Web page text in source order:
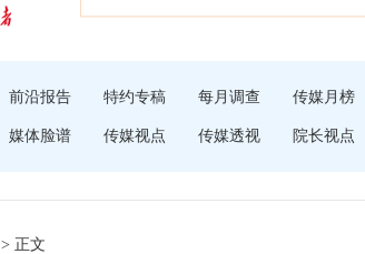
前沿报告 特约专稿 每月调查 传媒月榜
媒体脸谱 传媒视点 传媒透视 院长视点
> 正文